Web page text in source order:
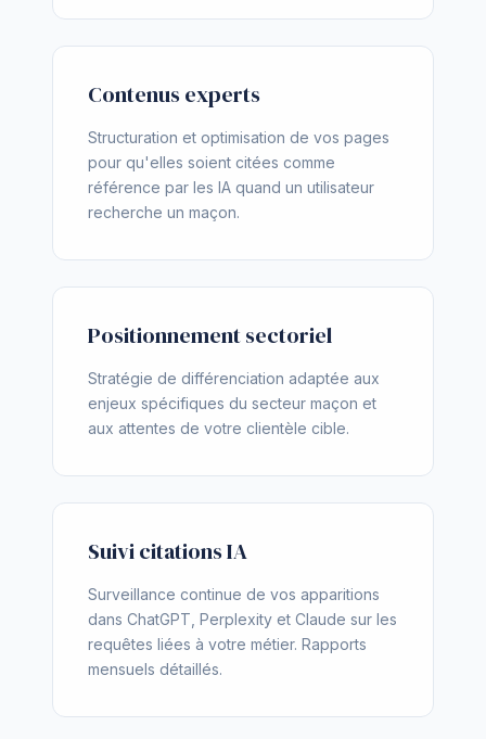
Contenus experts
Structuration et optimisation de vos pages
pour qu'elles soient citées comme
référence par les IA quand un utilisateur
recherche un maçon.
Positionnement sectoriel
Stratégie de différenciation adaptée aux
enjeux spécifiques du secteur maçon et
aux attentes de votre clientèle cible.
Suivi citations IA
Surveillance continue de vos apparitions
dans ChatGPT, Perplexity et Claude sur les
requêtes liées à votre métier. Rapports
mensuels détaillés.